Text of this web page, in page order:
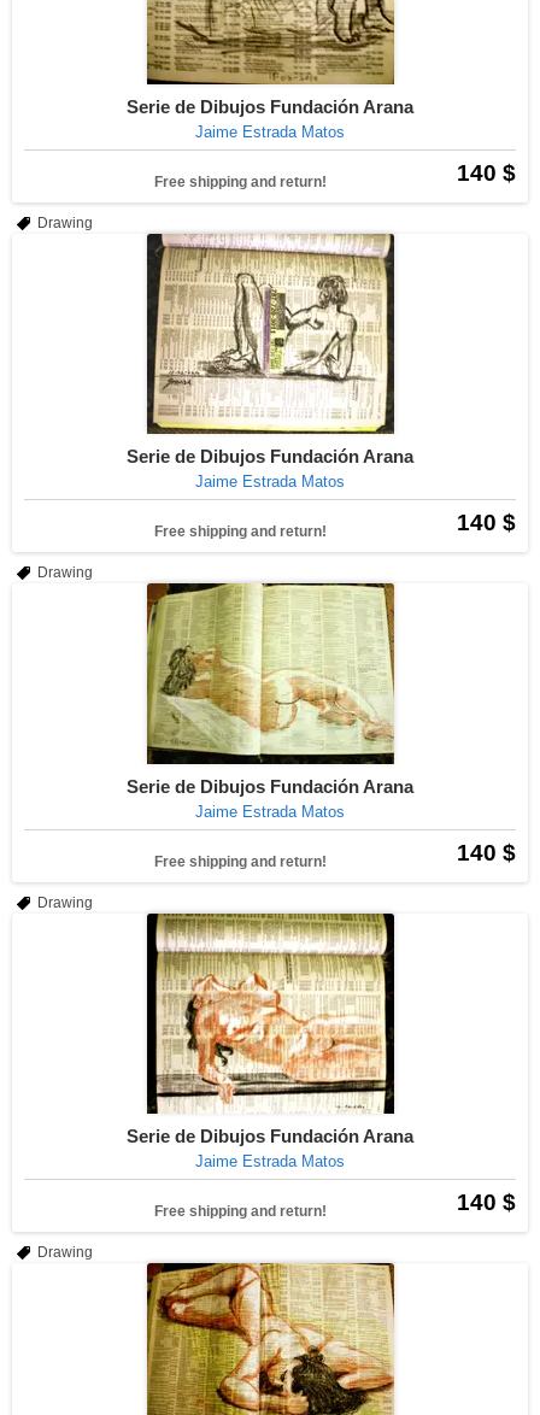
Serie de Dibujos Fundación Arana
Jaime Estrada Matos
140 $
Free shipping and return!
Drawing
Serie de Dibujos Fundación Arana
Jaime Estrada Matos
140 $
Free shipping and return!
Drawing
Serie de Dibujos Fundación Arana
Jaime Estrada Matos
140 $
Free shipping and return!
Drawing
Serie de Dibujos Fundación Arana
Jaime Estrada Matos
140 $
Free shipping and return!
Drawing